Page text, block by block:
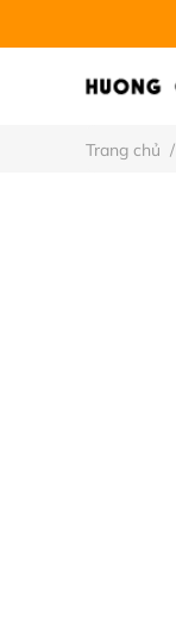
Trang chủ /